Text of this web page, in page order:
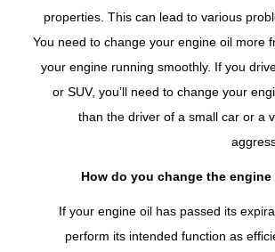
properties. This can lead to various
You need to change your engine oil more
your engine running smoothly. If you
or SUV, you’ll need to change your
than the driver of a small car or a
How do you change the
If your engine oil has passed its
perform its intended function as